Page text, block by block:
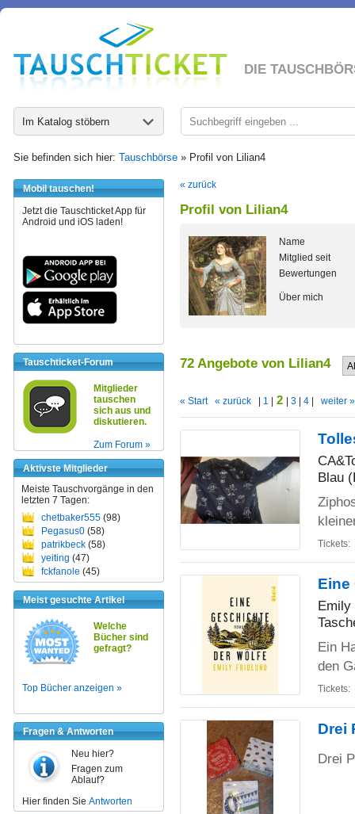
DIE
Im Katalog stöbern
Sie befinden sich hier: Tauschbörse » Profil von Lilian4
Mobil tauschen!
Jetzt die Tauschticket App für
Android und iOS laden!
Tauschticket-Forum
Mitglieder
tauschen
sich aus und
diskutieren.
Zum Forum »
Aktivste Mitglieder
Meiste Tauschvorgänge in den
letzten 7 Tagen:
chetbaker555 (98)
Pegasus0 (58)
patrikbeck (58)
yeiting (47)
fckfanole (45)
Meist gesuchte Artikel
Welche
Bücher sind
gefragt?
Top Bücher anzeigen »
Fragen & Antworten
Neu hier?
Fragen zum
Ablauf?
Hier finden Sie Antworten
« zurück
Profil von Lilian4
Name
Mitglied seit
Bewertungen
Über mich
72 Angebote von Lilian4
« Start « zurück 1 2 3 4 weiter »
Blau
Tickets:
Eine
Emily
Ein
den
Tickets:
Drei
Drei